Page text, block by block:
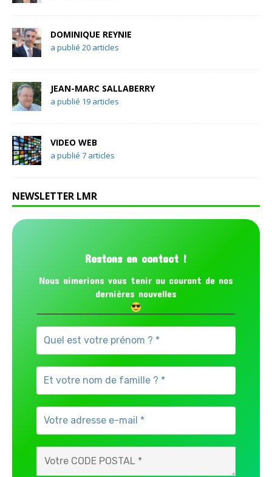
DOMINIQUE REYNIE
a publié 20 articles
JEAN-MARC SALLABERRY
a publié 19 articles
VIDEO WEB
a publié 7 articles
NEWSLETTER LMR
Restons en contact !
Nous aimerions vous tenir au courant de nos
dernières nouvelles